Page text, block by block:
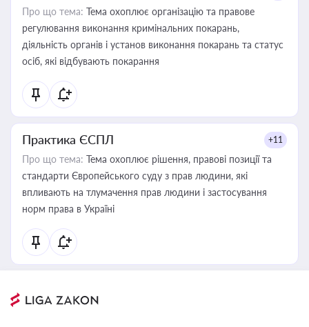
Про що тема: Тема охоплює організацію та правове
регулювання виконання кримінальних покарань,
діяльність органів і установ виконання покарань та статус
осіб, які відбувають покарання
Практика ЄСПЛ +11
Про що тема: Тема охоплює рішення, правові позиції та
стандарти Європейського суду з прав людини, які
впливають на тлумачення прав людини і застосування
норм права в Україні